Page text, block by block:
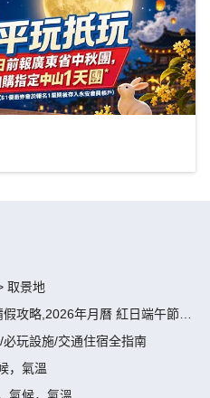
取景地
攻略,2026年月曆 紅日端午節請
玩設施/交通住宿全指南
，氣溫